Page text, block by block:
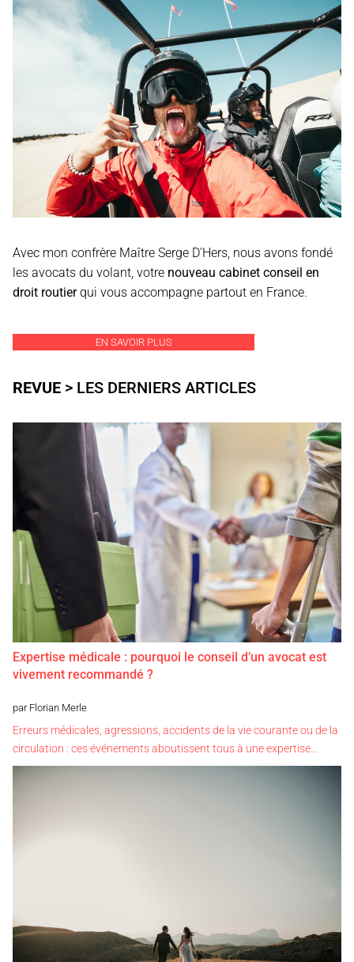
Avec mon confrère Maître Serge D'Hers, nous avons fondé
les avocats du volant, votre nouveau cabinet conseil en
droit routierqui vous accompagne partout en France.
EN SAVOIR PLUS
REVUE > LES DERNIERS ARTICLES
Expertise médicale : pourquoi le conseil d’un avocat est
vivement recommandé ?
par Florian Merle
Erreurs médicales, agressions, accidents de la vie courante ou de la
circulation : ces événements aboutissent tous à une expertise…